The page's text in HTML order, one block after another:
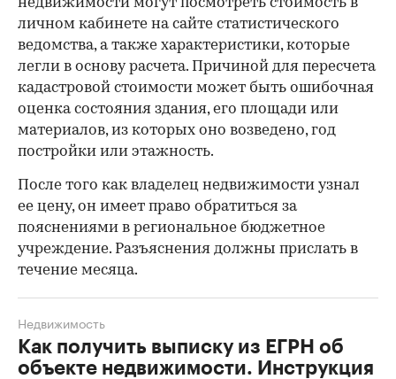
личном кабинете на сайте статистического
ведомства, а также характеристики, которые
легли в основу расчета. Причиной для пересчета
кадастровой стоимости может быть ошибочная
оценка состояния здания, его площади или
материалов, из которых оно возведено, год
постройки или этажность.
После того как владелец недвижимости узнал
ее цену, он имеет право обратиться за
пояснениями в региональное бюджетное
учреждение. Разъяснения должны прислать в
течение месяца.
Как получить выписку из ЕГРН об
объекте недвижимости. Инструкция
Недвижимость